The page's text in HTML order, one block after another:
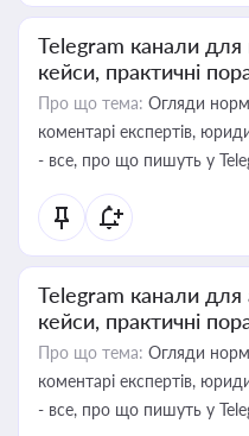
Telegram канали для
кейси, практичні
Про що тема: Огляди
коментарі експертів,
- все, про що пишуть у
Telegram канали для
кейси, практичні
Про що тема: Огляди
коментарі експертів,
- все, про що пишуть у